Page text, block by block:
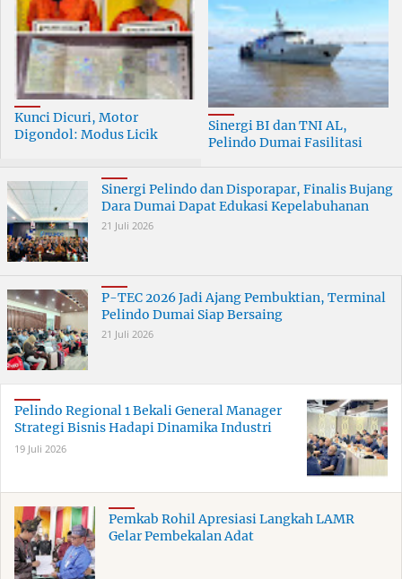
Kunci Dicuri, Motor
Digondol: Modus Licik
Terungkap
Sinergi BI dan TNI AL,
Pelindo Dumai Fasilitasi
Sinergi Pelindo dan Disporapar, Finalis Bujang
Dara Dumai Dapat Edukasi Kepelabuhanan
21 Juli 2026
P-TEC 2026 Jadi Ajang Pembuktian, Terminal
Pelindo Dumai Siap Bersaing
21 Juli 2026
Pelindo Regional 1 Bekali General Manager
Strategi Bisnis Hadapi Dinamika Industri
19 Juli 2026
Pemkab Rohil Apresiasi Langkah LAMR
Gelar Pembekalan Adat